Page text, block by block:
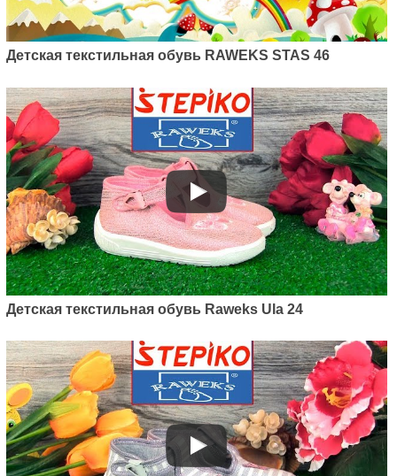
Детская текстильная обувь RAWEKS STAS 46
Детская текстильная обувь Raweks Ula 24